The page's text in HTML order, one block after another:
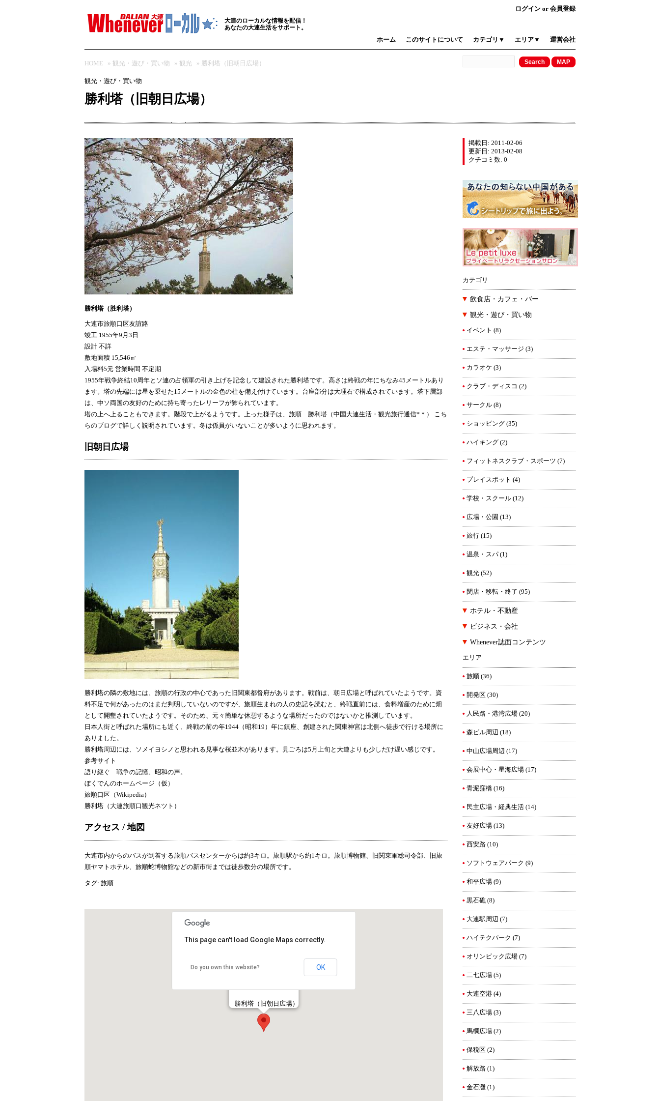
ログイン or 会員登録
大連のローカルな情報を配信！
あなたの大連生活をサポート。
ホーム
このサイトについて カテゴリ▼ エリア▼ 運営会社
HOME » 観光・遊び・買い物 » 観光 » 勝利塔（旧朝日広場）
観光・遊び・買い物
勝利塔（旧朝日広場）
勝利塔（胜利塔）
大連市旅順口区友誼路
竣工 1955年9月3日
設計 不詳
敷地面積 15,546㎡
入場料5元 営業時間 不定期
1955年戦争終結10周年とソ連の占領軍の引き上げを記念して建設された勝利塔です。高さは終戦の年にちなみ45メートルあり
ます。塔の先端には星を乗せた15メートルの金色の柱を備え付けています。台座部分は大理石で構成されています。塔下層部
は、中ソ両国の友好のために持ち寄ったレリーフが飾られています。
塔の上へ上ることもできます。階段で上がるようです。上った様子は、 旅順 勝利塔（中国大連生活・観光旅行通信*＊）
こち
らのブログで詳しく説明されています。冬は係員がいないことが多いように思われます。
旧朝日広場
勝利塔の隣の敷地には、旅順の行政の中心であった 旧関東都督府があります。戦前は、朝日広場と呼ばれていたようです。資
料不足で何があったのはまだ判明していないのですが、旅順生まれの人の史記を読むと、終戦直前には、食料増産のために畑
として開墾されていたようです。そのため、元々簡単な休憩するような場所だったのではないかと推測しています。
日本人街と呼ばれた場所にも近く、終戦の前の年1944（昭和19）年に鎮座、創建された関東神宮は北側へ徒歩で行ける場所に
ありました。
勝利塔周辺には、ソメイヨシノと思われる見事な桜並木があります。見ごろは5月上旬と大連よりも少しだけ遅い感じです。
参考サイト
語り継ぐ 戦争の記憶、昭和の声。
ぼくでんのホームページ（仮）
旅順口区（Wikipedia）
勝利塔 （ 大連旅順口観光ネツト ）
アクセス / 地図
大連市内からのバスが到着する旅順バスセンターからは約3キロ。 旅順駅から約1キロ。 旅順博物館、 旧関東軍総司令部、
旧旅
順ヤマトホテル、 旅順蛇博物館などの新市街までは徒歩数分の場所です。
タグ: 旅順
勝利塔（旧朝日広場）
This page can't load Google Maps correctly.
Do you own this website? OK
掲載日: 2011-02-06
更新日: 2013-02-08
クチコミ数: 0
カテゴリ
飲食店・カフェ・バー
観光・遊び・買い物
イベント (8)
エステ・マッサージ (3)
カラオケ (3)
クラブ・ディスコ (2)
サークル (8)
ショッピング (35)
ハイキング (2)
フィットネスクラブ・スポーツ (7)
プレイスポット (4)
学校・スクール (12)
広場・公園 (13)
旅行 (15)
温泉・スパ (1)
観光 (52)
閉店・移転・終了 (95)
ホテル・不動産
ビジネス・会社
Whenever誌面コンテンツ
エリア
旅順 (36)
開発区 (30)
人民路・港湾広場 (20)
森ビル周辺 (18)
中山広場周辺 (17)
会展中心・星海広場 (17)
青泥窪橋 (16)
民主広場・経典生活 (14)
友好広場 (13)
西安路 (10)
ソフトウェアパーク (9)
和平広場 (9)
黒石礁 (8)
大連駅周辺 (7)
ハイテクパーク (7)
オリンピック広場 (7)
二七広場 (5)
大連空港 (4)
三八広場 (3)
馬欄広場 (2)
保税区 (2)
解放路 (1)
金石灘 (1)